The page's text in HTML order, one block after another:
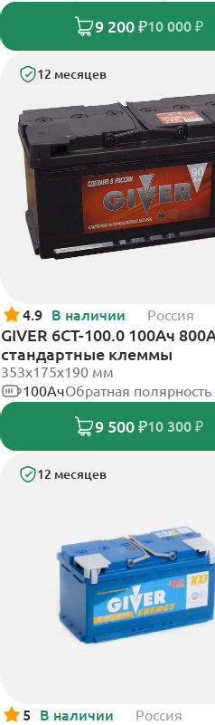
9 200 ₽10 000 ₽
12 месяцев
4.9 В наличии Россия
GIVER 6CT-100.0 100Ач
стандартные клеммы
353х175х190 мм
100АчОбратная полярность
9 500 ₽10 300 ₽
12 месяцев
5 В наличии Россия